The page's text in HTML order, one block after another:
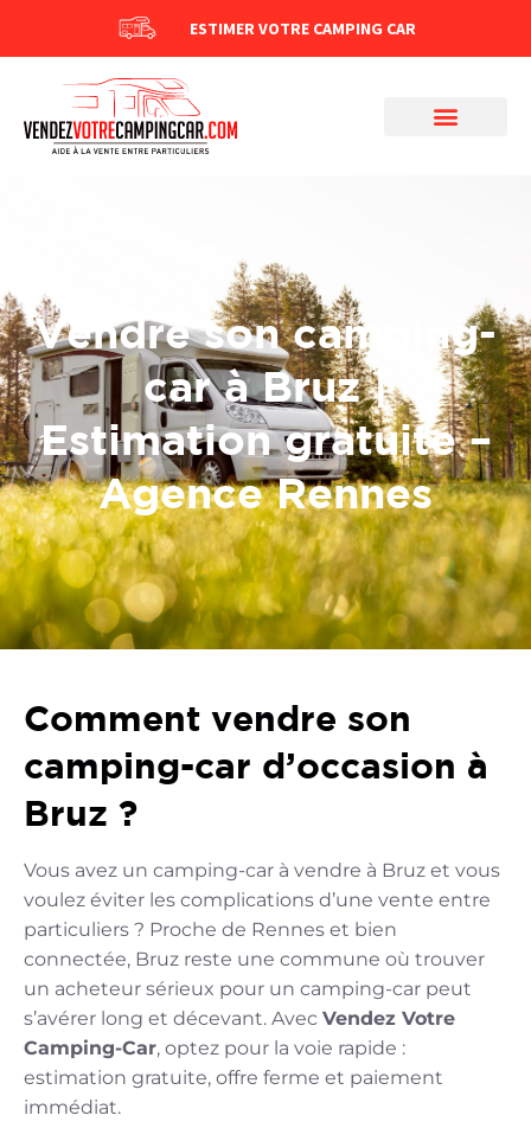
ESTIMER VOTRE CAMPING CAR
Vendre son camping-
car à Bruz |
Estimation gratuite –
Agence Rennes
Comment vendre son
camping-car d’occasion à
Bruz ?
Vous avez un camping-car à vendre à Bruz et vous
voulez éviter les complications d’une vente entre
particuliers ? Proche de Rennes et bien
connectée, Bruz reste une commune où trouver
un acheteur sérieux pour un camping-car peut
s’avérer long et décevant. Avec Vendez Votre
Camping-Car, optez pour la voie rapide :
estimation gratuite, offre ferme et paiement
immédiat.